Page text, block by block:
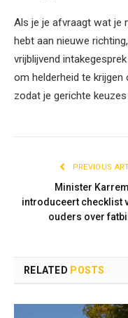
Als je je afvraagt wat je
hebt aan nieuwe
vrijblijvend
om helderheid te
zodat je gerichte
PREVIOUS
Minister
introduceert checklist
ouders over
RELATED POSTS